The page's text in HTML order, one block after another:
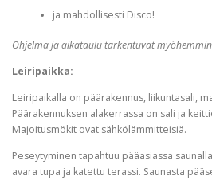
ja mahdollisesti Disco!
Ohjelma ja aikataulu tarkentuvat
Leiripaikka:
Leiripaikalla on päärakennus, liikuntasali,
Päärakennuksen alakerrassa on sali ja
Majoitusmökit ovat sähkölämmitteisiä.
Peseytyminen tapahtuu pääasiassa
avara tupa ja katettu terassi. Saunasta